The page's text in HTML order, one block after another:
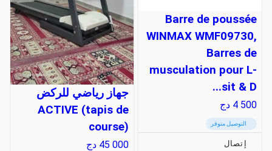
Barre de poussée
WINMAX WMF09730,
Barres de
musculation pour L-
sit & D...
4 500 دج
التوصيل متوفر
إتصال
جهاز رياضي للركض
ACTIVE (tapis de
course)
45 000 دج